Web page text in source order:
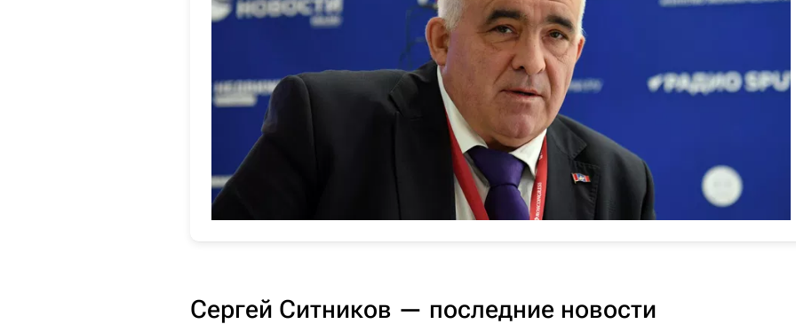
Сергей Ситников — последние новости